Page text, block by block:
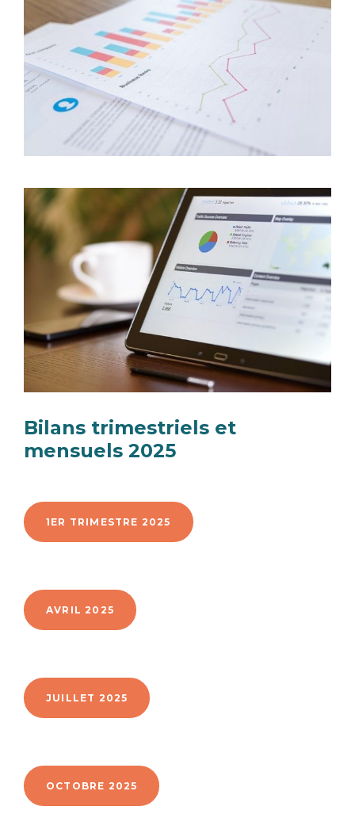
Bilans trimestriels et
mensuels 2025
1ER TRIMESTRE 2025
AVRIL 2025
JUILLET 2025
OCTOBRE 2025